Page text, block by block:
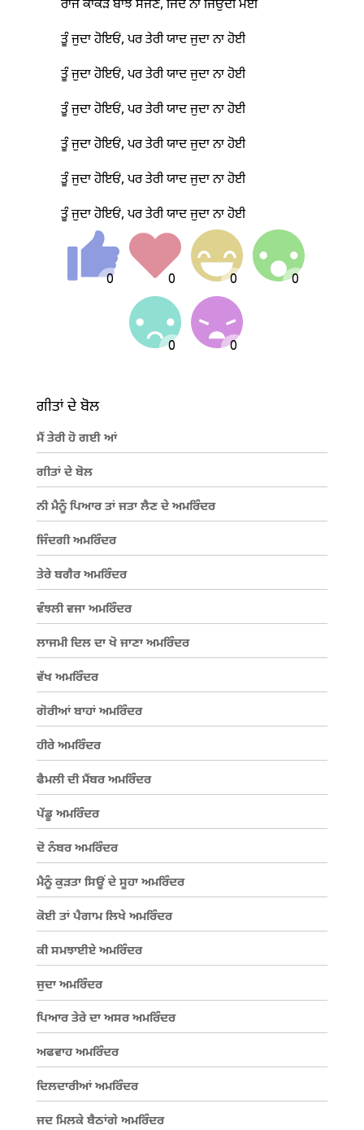
ਰਾਜ ਕਾਕੜੇ ਬਾਝ ਸੱਜਣ, ਜਿੰਦ ਨਾ ਜਿਉਂਦੀ ਮੋਈ
ਤੂੰ ਜੁਦਾ ਹੋਇਓਂ, ਪਰ ਤੇਰੀ ਯਾਦ ਜੁਦਾ ਨਾ ਹੋਈ
ਤੂੰ ਜੁਦਾ ਹੋਇਓਂ, ਪਰ ਤੇਰੀ ਯਾਦ ਜੁਦਾ ਨਾ ਹੋਈ
ਤੂੰ ਜੁਦਾ ਹੋਇਓਂ, ਪਰ ਤੇਰੀ ਯਾਦ ਜੁਦਾ ਨਾ ਹੋਈ
ਤੂੰ ਜੁਦਾ ਹੋਇਓਂ, ਪਰ ਤੇਰੀ ਯਾਦ ਜੁਦਾ ਨਾ ਹੋਈ
ਤੂੰ ਜੁਦਾ ਹੋਇਓਂ, ਪਰ ਤੇਰੀ ਯਾਦ ਜੁਦਾ ਨਾ ਹੋਈ
ਤੂੰ ਜੁਦਾ ਹੋਇਓਂ, ਪਰ ਤੇਰੀ ਯਾਦ ਜੁਦਾ ਨਾ ਹੋਈ
ਗੀਤਾਂ ਦੇ ਬੋਲ
ਮੈਂ ਤੇਰੀ ਹੋ ਗਈ ਆਂ
ਗੀਤਾਂ ਦੇ ਬੋਲ
ਨੀ ਮੈਨੂੰ ਪਿਆਰ ਤਾਂ ਜਤਾ ਲੈਣ ਦੇ ਅਮਰਿੰਦਰ
ਜਿੰਦਗੀ ਅਮਰਿੰਦਰ
ਤੇਰੇ ਬਗੈਰ ਅਮਰਿੰਦਰ
ਵੰਝਲੀ ਵਜਾ ਅਮਰਿੰਦਰ
ਲਾਜਮੀ ਦਿਲ ਦਾ ਖੋ ਜਾਣਾ ਅਮਰਿੰਦਰ
ਵੱਖ ਅਮਰਿੰਦਰ
ਗੋਰੀਆਂ ਬਾਹਾਂ ਅਮਰਿੰਦਰ
ਹੀਰੇ ਅਮਰਿੰਦਰ
ਫੈਮਲੀ ਦੀ ਮੈਂਬਰ ਅਮਰਿੰਦਰ
ਪੇਂਡੂ ਅਮਰਿੰਦਰ
ਦੋ ਨੰਬਰ ਅਮਰਿੰਦਰ
ਮੈਨੂੰ ਕੁੜਤਾ ਸਿਊਂ ਦੇ ਸੂਹਾ ਅਮਰਿੰਦਰ
ਕੋਈ ਤਾਂ ਪੈਗਾਮ ਲਿਖੇ ਅਮਰਿੰਦਰ
ਕੀ ਸਮਝਾਈਏ ਅਮਰਿੰਦਰ
ਜੁਦਾ ਅਮਰਿੰਦਰ
ਪਿਆਰ ਤੇਰੇ ਦਾ ਅਸਰ ਅਮਰਿੰਦਰ
ਅਫਵਾਹ ਅਮਰਿੰਦਰ
ਦਿਲਦਾਰੀਆਂ ਅਮਰਿੰਦਰ
ਜਦ ਮਿਲਕੇ ਬੈਠਾਂਗੇ ਅਮਰਿੰਦਰ